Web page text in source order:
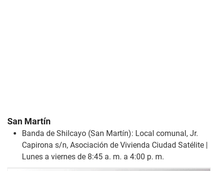
San Martín
Banda de Shilcayo (San Martín): Local comunal, Jr.
Capirona s/n, Asociación de Vivienda Ciudad Satélite |
Lunes a viernes de 8:45 a. m. a 4:00 p. m.